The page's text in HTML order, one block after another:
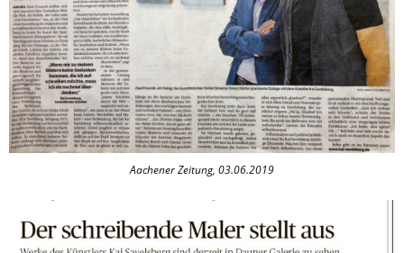
Aachener Zeitung, 03.06.2019